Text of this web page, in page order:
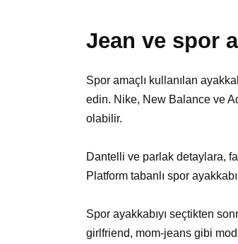
Jean ve spor
Spor amaçlı kullanılan
edin. Nike, New Balance ve
olabilir.
Dantelli ve parlak detaylara,
Platform tabanlı spor
Spor ayakkabıyı seçtikten
girlfriend, mom-jeans gibi